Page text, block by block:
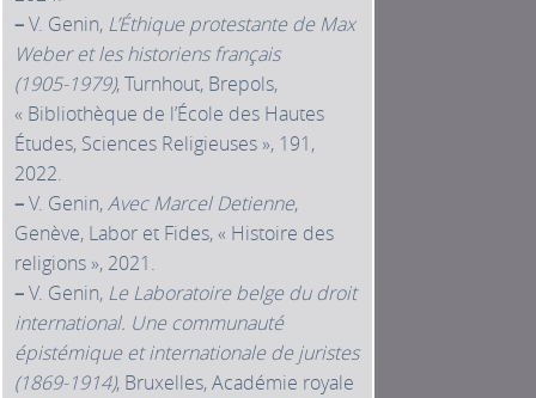
–V. Genin, L’Éthique protestante de Max
Weber et les historiens français
(1905‑1979), Turnhout, Brepols,
« Bibliothèque de l’École des Hautes
Études, Sciences Religieuses », 191,
2022.
–V. Genin,Avec Marcel Detienne,
Genève, Labor et Fides, « Histoire des
religions », 2021.
–V. Genin, Le Laboratoire belge du droit
international. Une communauté
épistémique et internationale de juristes
(1869‑1914), Bruxelles, Académie royale